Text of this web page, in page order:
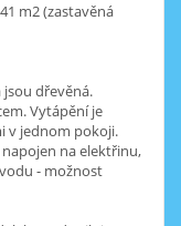
m2 (zastavěná
dřevěná.
Vytápění je
v jednom pokoji.
na elektřinu,
- možnost